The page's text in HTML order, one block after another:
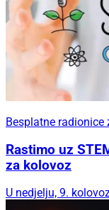
Besplatne radionice
Rastimo uz
za kolovoz
U nedjelju, 9.